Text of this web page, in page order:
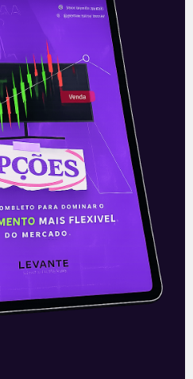
liminar proferida pelo
há cerca
E EU COM ISSO